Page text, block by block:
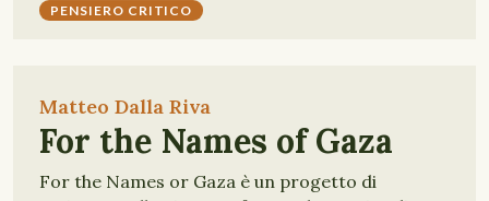
PENSIERO CRITICO
Matteo Dalla Riva
For the Names of Gaza
For the Names or Gaza è un progetto di